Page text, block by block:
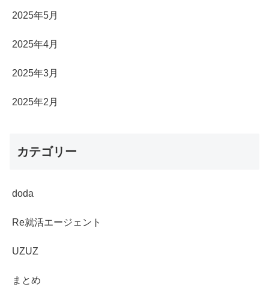
2025年5月
2025年4月
2025年3月
2025年2月
カテゴリー
doda
Re就活エージェント
UZUZ
まとめ